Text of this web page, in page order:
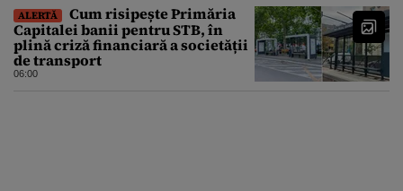
ALERTĂ
Cum risipește Primăria
Capitalei banii pentru STB, în
plină criză financiară a societății
de transport
06:00